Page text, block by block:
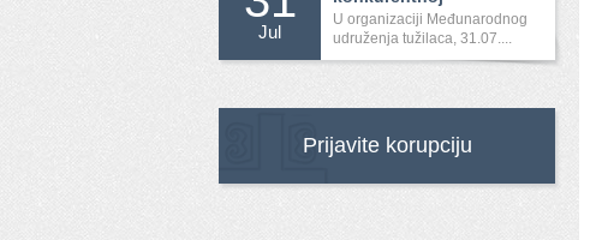
Jul
međunarodnoj...
U organizaciji Međunarodnog
udruženja tužilaca, 31.07....
Prijavite korupciju